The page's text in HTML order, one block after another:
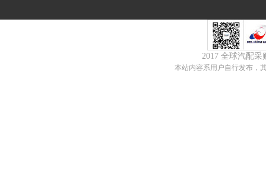
2017 全球汽配
本站内容系用户自行发布，